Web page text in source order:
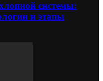
системы:
и этапы